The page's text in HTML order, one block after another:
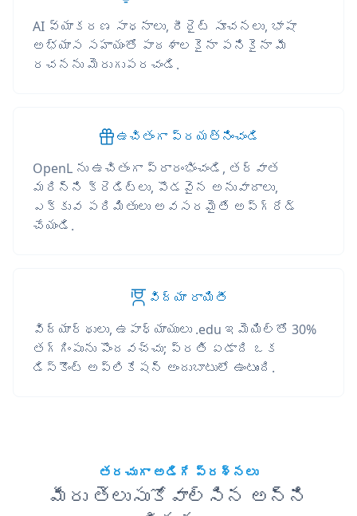
AI వ్యాకరణ సాధనాలు, రీరైట్ సూచనలు, భాషా
అభ్యాస సహాయంతో పాఠశాలకైనా పనికైనా మీ
రచనను మెరుగుపరచండి.
ఉచితంగా ప్రయత్నించండి
OpenL ను ఉచితంగా ప్రారంభించండి, తర్వాత
మరిన్ని క్రెడిట్లు, పొడవైన అనువాదాలు,
ఎక్కువ పరిమితులు అవసరమైతే అప్‌గ్రేడ్
చేయండి.
విద్యా రాయితీ
విద్యార్థులు, ఉపాధ్యాయులు .edu ఇమెయిల్‌తో 30%
తగ్గింపును పొందవచ్చు; ప్రతి ఏడాది ఒక
డిస్కౌంట్ అప్లికేషన్ అందుబాటులో ఉంటుంది.
తరచుగా అడిగే ప్రశ్నలు
మీరు తెలుసుకోవాల్సిన అన్ని